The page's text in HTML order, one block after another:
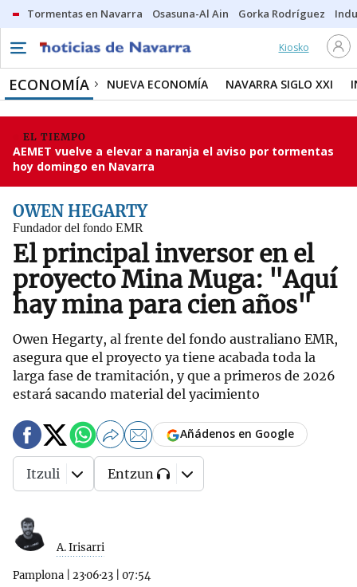
Tormentas en Navarra Osasuna-Al Ain Gorka Rodríguez
Kiosko
ECONOMÍA NUEVA ECONOMÍA NAVARRA SIGLO XXI
EL TIEMPO
AEMET vuelve a elevar a naranja el aviso por tormentas
hoy domingo en Navarra
OWEN HEGARTY
Fundador del fondo EMR
El principal inversor en el
proyecto Mina Muga: "Aquí
hay mina para cien años"
Owen Hegarty, al frente del fondo australiano EMR,
asegura que el proyecto ya tiene acabada toda la
larga fase de tramitación, y que a primeros de 2026
estará sacando material del yacimiento
A. Irisarri
Pamplona 23·06·23 07:54
Añádenos en Google
Itzuli Entzun